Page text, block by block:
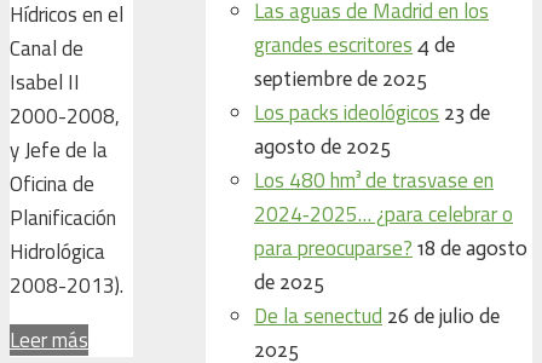
Hídricos en el
Canal de
Isabel II
2000-2008,
y Jefe de la
Oficina de
Planificación
Hidrológica
2008-2013).
Leer más
Las aguas de Madrid en los
grandes escritores 4 de
septiembre de 2025
Los packs ideológicos 23 de
agosto de 2025
Los 480 hm³ de trasvase en
2024‑2025… ¿para celebrar o
para preocuparse? 18 de agosto
de 2025
De la senectud 26 de julio de
2025